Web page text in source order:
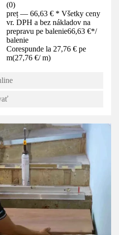
(0)
preț — 66,63 € * Všetky ceny
vr. DPH a bez nákladov na
prepravu pe balenie66,63 €*/
balenie
Corespunde la 27,76 € pe
m(27,76 €/ m)